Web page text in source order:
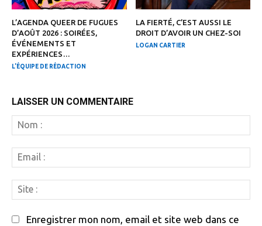
L’AGENDA QUEER DE FUGUES
D’AOÛT 2026 : SOIRÉES,
ÉVÉNEMENTS ET
EXPÉRIENCES…
L'ÉQUIPE DE RÉDACTION
LA FIERTÉ, C’EST AUSSI LE
DROIT D’AVOIR UN CHEZ-SOI
LOGAN CARTIER
LAISSER UN COMMENTAIRE
:
:
:
Enregistrer mon nom, email et site web dans ce